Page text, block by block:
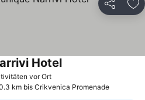
Teilen
vor Ort
Hotel
km bis Crikvenica Promenade